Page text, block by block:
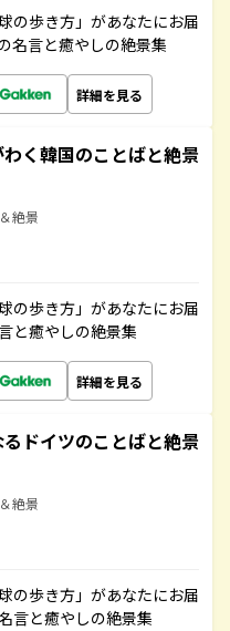
の歩き方」があなたにお届
名言と癒やしの絶景集
詳細を見る
く韓国のことばと絶景
絶景
の歩き方」があなたにお届
と癒やしの絶景集
詳細を見る
ドイツのことばと絶景
絶景
の歩き方」があなたにお届
言と癒やしの絶景集